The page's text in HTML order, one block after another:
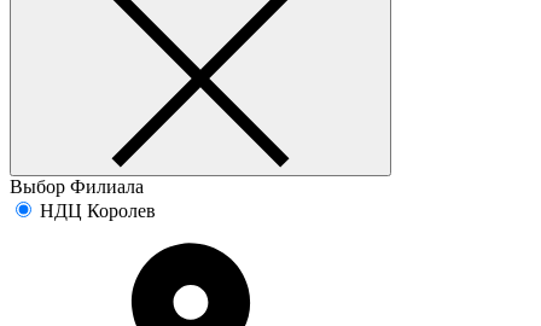
Выбор Филиала
НДЦ Королев